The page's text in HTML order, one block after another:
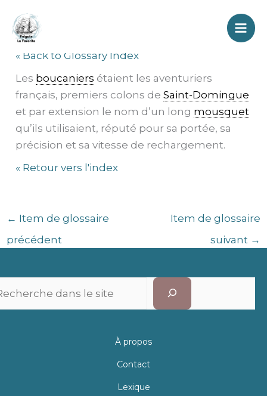
contenu
Boucaniers
« Back to Glossary Index
Les boucaniers étaient les aventuriers
français, premiers colons deSaint-Domingue
et par extension le nom d’un long mousquet
qu’ils utilisaient, réputé pour sa portée, sa
précision et sa vitesse de rechargement.
« Retour vers l'index
← Item de glossaire
précédent
Item de glossaire
suivant →
À propos
Contact
Lexique